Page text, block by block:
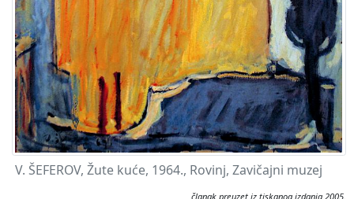
V. ŠEFEROV, Žute kuće, 1964., Rovinj, Zavičajni muzej
članak preuzet iz tiskanog izdanja 2005.